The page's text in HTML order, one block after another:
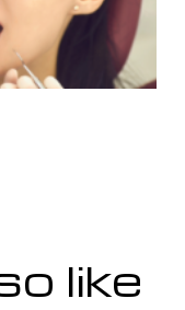
Next
like